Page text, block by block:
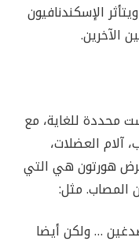
الإسكندنافيون
الآخرين.
محددة للغاية، مع
آلام العضلات،
هورتون هي التي
المصاب. مثل:
… ولكن أيضا